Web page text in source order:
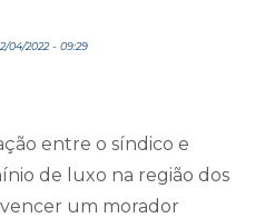
04/2022 - 09:29
entre o síndico e
de luxo na região dos
um morador